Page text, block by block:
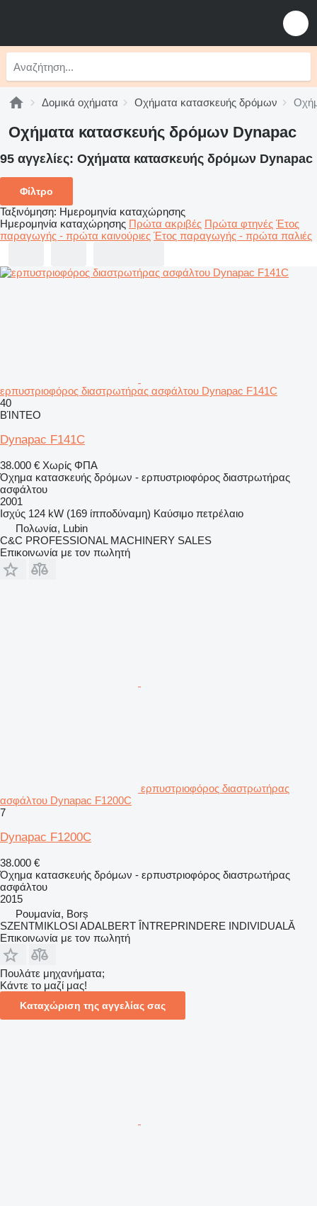
Δομικά οχήματα Οχήματα κατασκευής δρόμων
Οχήματα κατασκευής δρόμων Dynapac
95 αγγελίες: Οχήματα κατασκευής δρόμων Dynapac
Φίλτρο
Ταξινόμηση: Ημερομηνία καταχώρησης
Ημερομηνία καταχώρησης Πρώτα ακριβές Πρώτα φτηνές Έτος
παραγωγής - πρώτα καινούριες Έτος παραγωγής - πρώτα παλιές
ερπυστριοφόρος διαστρωτήρας ασφάλτου Dynapac F141C
40
ΒΊΝΤΕΟ
Dynapac F141C
38.000 € Χωρίς ΦΠΑ
Όχημα κατασκευής δρόμων - ερπυστριοφόρος διαστρωτήρας
ασφάλτου
2001
Ισχύς 124 kW (169 ίπποδύναμη) Καύσιμο πετρέλαιο
Πολωνία, Lubin
C&C PROFESSIONAL MACHINERY SALES
Επικοινωνία με τον πωλητή
ερπυστριοφόρος διαστρωτήρας
ασφάλτου Dynapac F1200C
7
Dynapac F1200C
38.000 €
Όχημα κατασκευής δρόμων - ερπυστριοφόρος διαστρωτήρας
ασφάλτου
2015
Ρουμανία, Borș
SZENTMIKLOSI ADALBERT ÎNTREPRINDERE INDIVIDUALĂ
Επικοινωνία με τον πωλητή
Πουλάτε μηχανήματα;
Κάντε το μαζί μας!
Καταχώριση της αγγελίας σας